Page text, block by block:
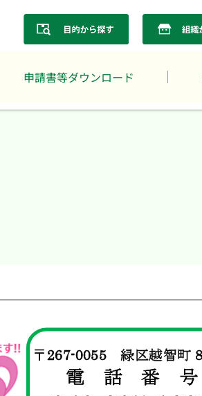
申請書等ダウンロード